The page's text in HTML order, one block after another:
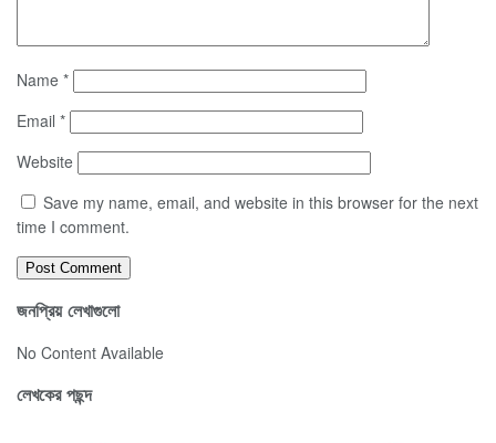
Name *
Email *
Website
Save my name, email, and website in this browser for the next
time I comment.
জনপ্রিয় লেখাগুলো
No Content Available
লেখকের পছন্দ